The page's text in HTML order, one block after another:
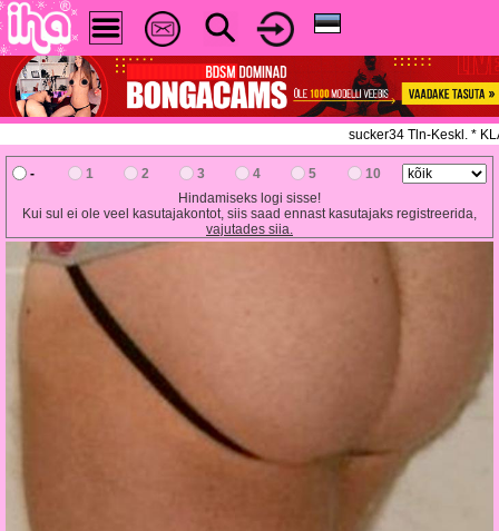
sucker34 Tln-Keskl. *
- 1 2 3 4 5
10
Hindamiseks logi sisse!
Kui sul ei ole veel kasutajakontot, siis saad ennast kasutajaks registreerida,
vajutades siia.